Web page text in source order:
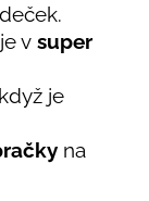
v super
je
na